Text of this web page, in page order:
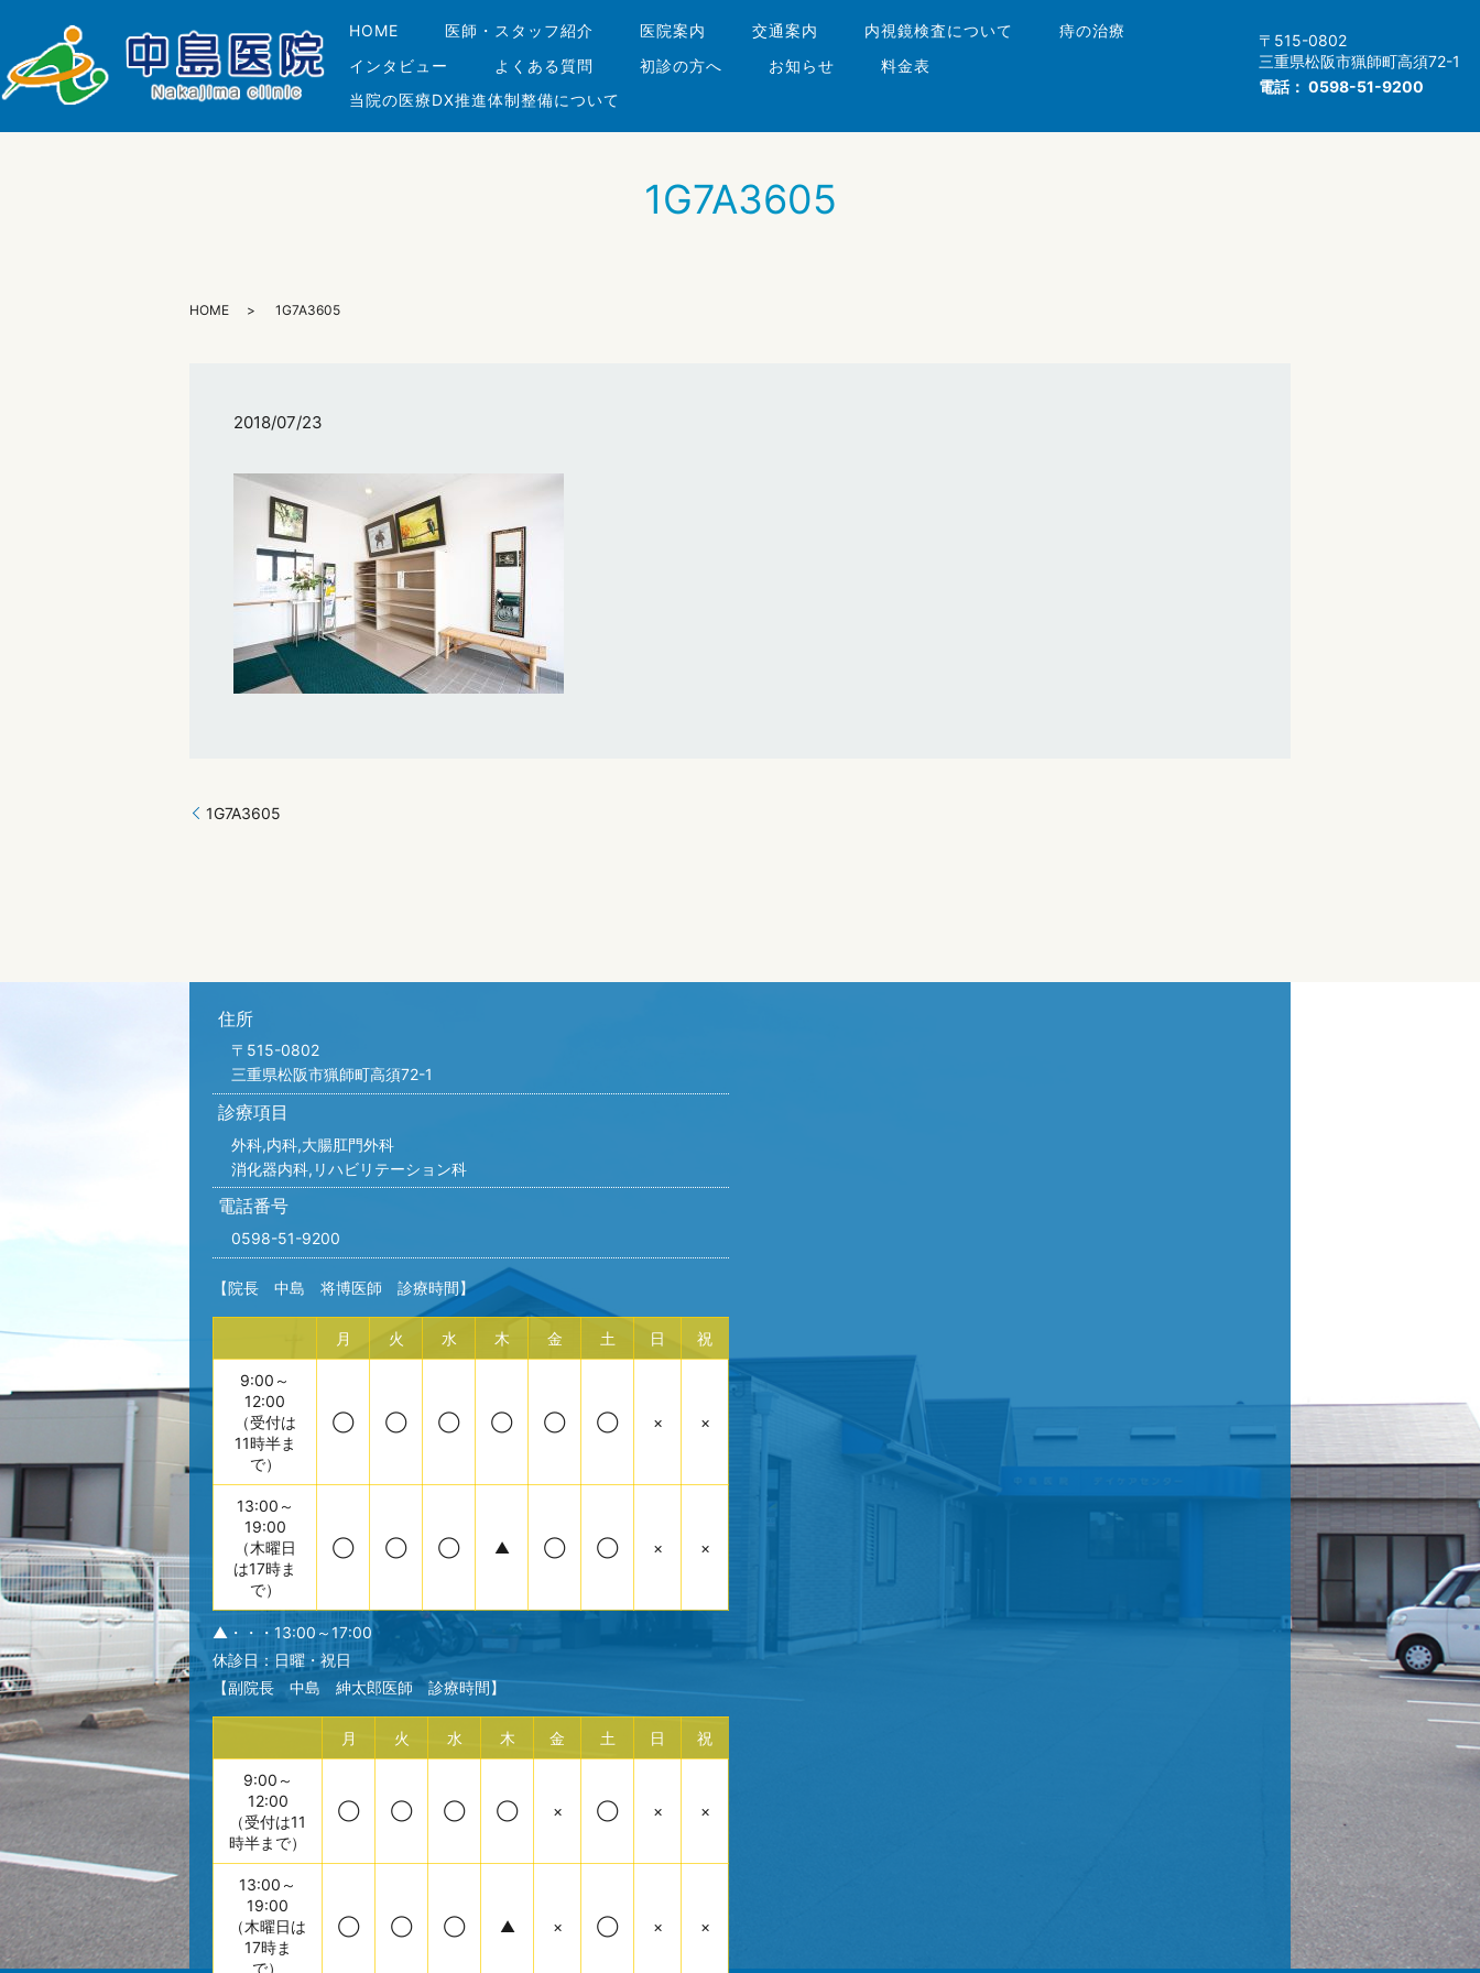
HOME 医師・スタッフ紹介 医院案内 交通案内 内視鏡検査について
痔の治療
インタビュー
よくある質問 初診の方へ お知らせ
料金表
当院の医療DX推進体制整備について
〒515-0802
三重県松阪市猟師町高須72-1
電話： 0598-51-9200
1G7A3605
HOME 1G7A3605
2018/07/23
1G7A3605
住所
〒515-0802
三重県松阪市猟師町高須72-1
診療項目
外科,内科,大腸肛門外科
消化器内科,リハビリテーション科
電話番号
0598-51-9200
【院長 中島 将博医師 診療時間】
月 火 水 木 金 土 日 祝
9:00～
12:00
（受付は
11時半ま
で）
◯ ◯ ◯ ◯ ◯ ◯ × ×
13:00～
19:00
（木曜日
は17時ま
で）
◯ ◯ ◯ ▲ ◯ ◯ × ×
▲・・・13:00～17:00
休診日：日曜・祝日
【副院長 中島 紳太郎医師 診療時間】
月 火 水 木 金 土 日 祝
9:00～
12:00
（受付は11
時半まで）
◯ ◯ ◯ ◯ × ◯ × ×
13:00～
19:00
（木曜日は
17時ま
で）
◯ ◯ ◯ ▲ × ◯ × ×